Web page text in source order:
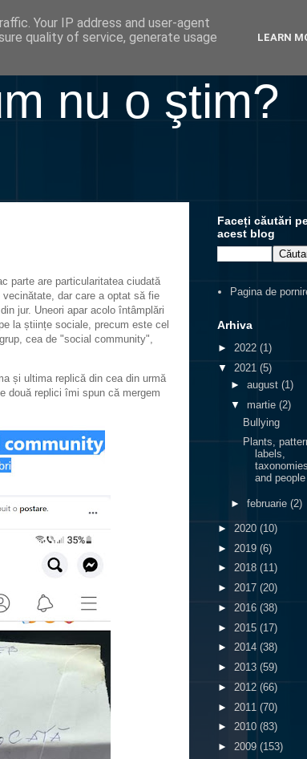
nu o ştim?
parte are particularitatea ciudată
dar care a optat să fie
jur. Uneori apar acolo întâmplări
la științe sociale, precum este cel
cea de "social community",
și ultima replică din cea din urmă
două replici îmi spun că mergem
Faceți căutări
acest blog
Pagina de
Arhiva
► 2022 (1)
▼ 2021 (5)
► august (1)
▼ martie (2)
Bullying
Plants,
labels,
and people
► februarie (2)
► 2020 (10)
► 2019 (6)
► 2018 (11)
► 2017 (20)
► 2016 (38)
► 2015 (17)
► 2014 (38)
► 2013 (59)
► 2012 (66)
► 2011 (70)
► 2010 (83)
► 2009 (153)
Your IP address and user-agent
quality of service, generate usage
LEARN